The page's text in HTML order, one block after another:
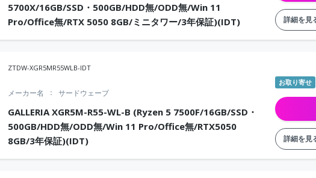
5700X/16GB/SSD・500GB/HDD無/ODD無/Win 11
Pro/Office無/RTX 5050 8GB/ミニタワー/3年保証)(IDT)
詳細を見
ZTDW-XGR5MR55WLB-IDT
GALLERIA XGR5M-R55-WL-B (Ryzen 5 7500F/16GB/SSD・
500GB/HDD無/ODD無/Win 11 Pro/Office無/RTX5050
8GB/3年保証)(IDT)
メーカー名 サードウェーブ
お取り寄せ
詳細を見